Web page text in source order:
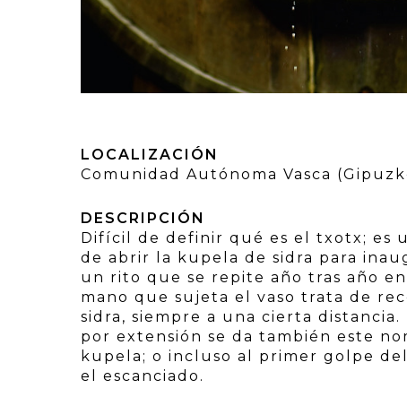
LOCALIZACIÓN
Comunidad Autónoma Vasca
DESCRIPCIÓN
Difícil de definir qué es el txotx; es
de abrir la kupela de sidra para
un rito que se repite año tras año
mano que sujeta el vaso trata de
sidra, siempre a una cierta
por extensión se da también este
kupela; o incluso al primer golpe
el escanciado.